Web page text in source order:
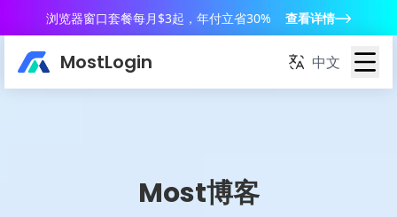
浏览器窗口套餐每月$3起，年付立省30% 查看详情
MostLogin 中文
Most博客